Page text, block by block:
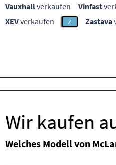
Vauxhallverkaufen Vinfast
XEVverkaufen Z Zastava
Wir kaufen
Welches Modell von